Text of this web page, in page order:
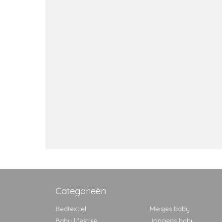
Categorieën
Bedtextiel
Meisjes baby